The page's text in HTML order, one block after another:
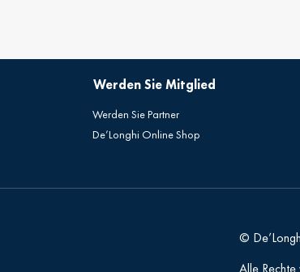
Werden Sie Mitglied
Werden Sie Partner
De’Longhi Online Shop
©